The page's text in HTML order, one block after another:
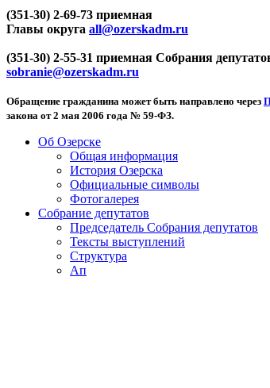
(351-30) 2-69-73 приемная
Главы округа all@ozerskadm.ru
(351-30) 2-55-31 приемная Собрания
sobranie@ozerskadm.ru
Обращение гражданина может быть направлено через
закона от 2 мая 2006 года № 59-ФЗ.
Об Озерске
Общая информация
История Озерска
Официальные символы
Фотогалерея
Собрание депутатов
Председатель Собрания депутатов
Тексты выступлений
Структура
Ап